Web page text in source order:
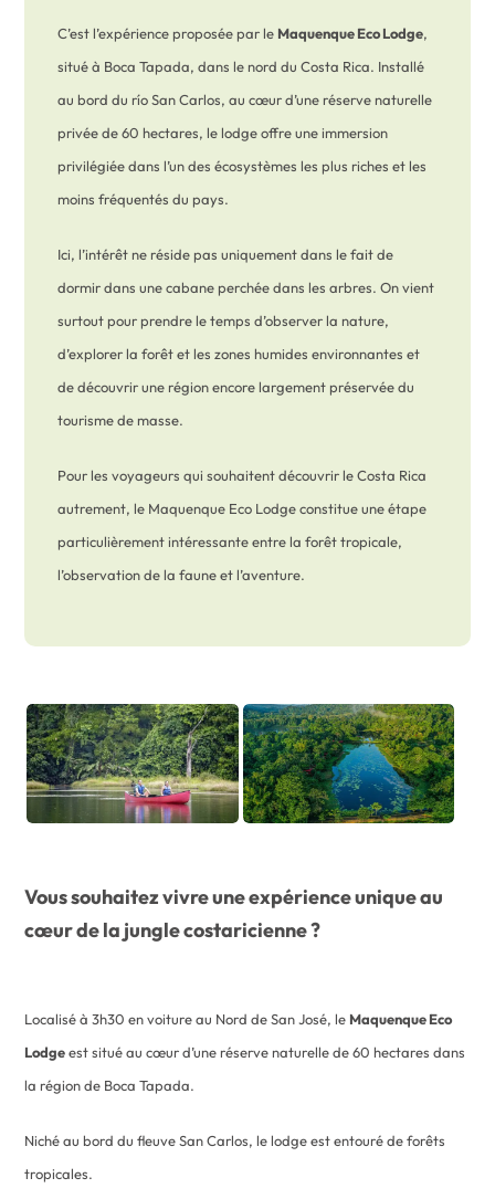
C’est l’expérience proposée par le Maquenque Eco Lodge,
situé à Boca Tapada, dans le nord du Costa Rica. Installé
au bord du río San Carlos, au cœur d’une réserve naturelle
privée de 60 hectares, le lodge offre une immersion
privilégiée dans l’un des écosystèmes les plus riches et les
moins fréquentés du pays.
Ici, l’intérêt ne réside pas uniquement dans le fait de
dormir dans une cabane perchée dans les arbres. On vient
surtout pour prendre le temps d’observer la nature,
d’explorer la forêt et les zones humides environnantes et
de découvrir une région encore largement préservée du
tourisme de masse.
Pour les voyageurs qui souhaitent découvrir le Costa Rica
autrement, le Maquenque Eco Lodge constitue une étape
particulièrement intéressante entre la forêt tropicale,
l’observation de la faune et l’aventure.
Vous souhaitez vivre une expérience unique au
cœur de la jungle costaricienne ?
Localisé à 3h30 en voiture au Nord de San José, le Maquenque Eco
Lodgeest situé au cœur d’une réserve naturelle de 60 hectares dans
la région de Boca Tapada.
Niché au bord du fleuve San Carlos, le lodge est entouré de forêts
tropicales.